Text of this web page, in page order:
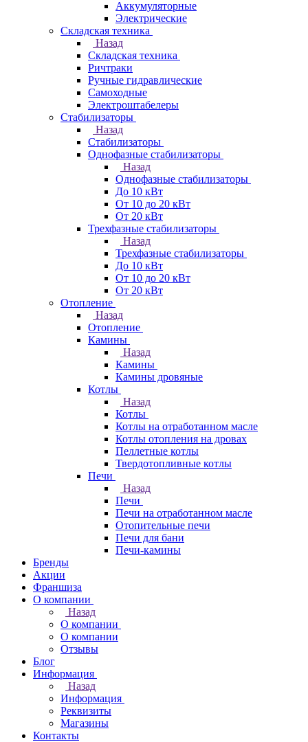
Аккумуляторные
Электрические
Складская техника
Назад
Складская техника
Ричтраки
Ручные гидравлические
Самоходные
Электроштабелеры
Стабилизаторы
Назад
Стабилизаторы
Однофазные стабилизаторы
Назад
Однофазные стабилизаторы
До 10 кВт
От 10 до 20 кВт
От 20 кВт
Трехфазные стабилизаторы
Назад
Трехфазные стабилизаторы
До 10 кВт
От 10 до 20 кВт
От 20 кВт
Отопление
Назад
Отопление
Камины
Назад
Камины
Камины дровяные
Котлы
Назад
Котлы
Котлы на отработанном масле
Котлы отопления на дровах
Пеллетные котлы
Твердотопливные котлы
Печи
Назад
Печи
Печи на отработанном масле
Отопительные печи
Печи для бани
Печи-камины
Бренды
Акции
Франшиза
О компании
Назад
О компании
О компании
Отзывы
Блог
Информация
Назад
Информация
Реквизиты
Магазины
Контакты